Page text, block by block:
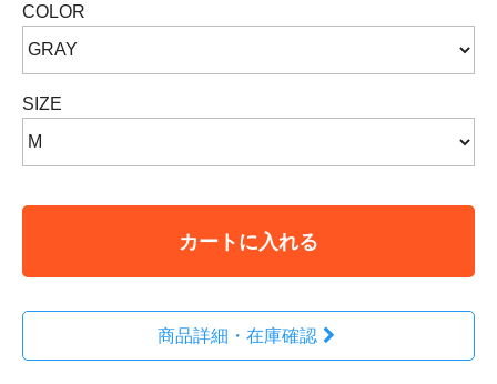
COLOR
SIZE
カートに入れる
商品詳細・在庫確認